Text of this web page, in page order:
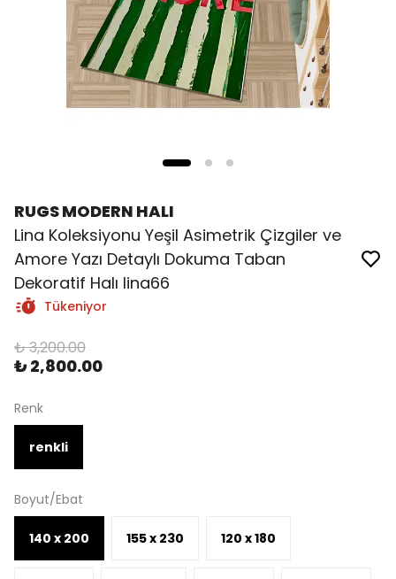
RUGS MODERN HALI
Lina Koleksiyonu Yeşil Asimetrik Çizgiler ve
Amore Yazı Detaylı Dokuma Taban
Dekoratif Halı lina66
Tükeniyor
₺ 3,200.00
₺ 2,800.00
Renk
renkli
Boyut/Ebat
140 x 200 155 x 230 120 x 180